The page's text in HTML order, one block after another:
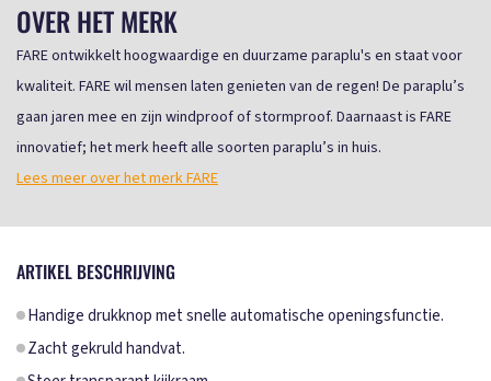
OVER HET MERK
FARE ontwikkelt hoogwaardige en duurzame paraplu's en staat voor
kwaliteit. FARE wil mensen laten genieten van de regen! De paraplu’s
gaan jaren mee en zijn windproof of stormproof. Daarnaast is FARE
innovatief; het merk heeft alle soorten paraplu’s in huis.
Lees meer over het merk FARE
ARTIKEL BESCHRIJVING
Handige drukknop met snelle automatische openingsfunctie.
Zacht gekruld handvat.